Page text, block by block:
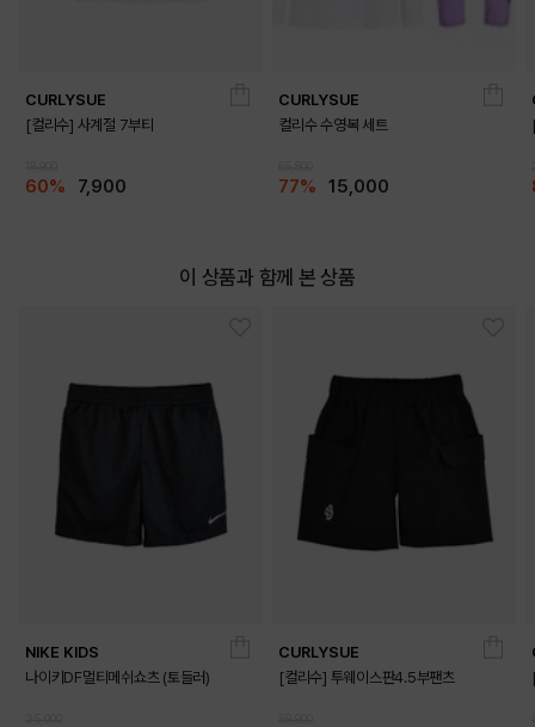
CURLYSUE
[컬리수] 사계절 7부티
60% 7,900
CURLYSUE
컬리수 수영복 세트
77% 15,000
이 상품과 함께 본 상품
NIKE KIDS
나이키DF멀티메쉬쇼츠 (토들러)
CURLYSUE
[컬리수] 투웨이스판4.5부팬츠